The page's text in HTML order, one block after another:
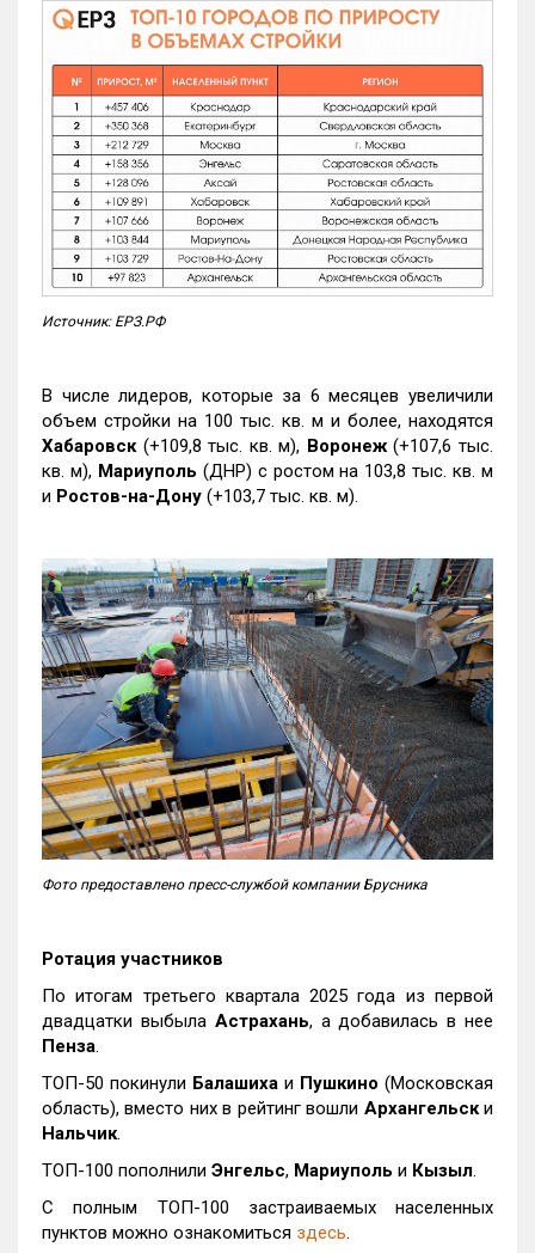
Источник: ЕРЗ.РФ
В числе лидеров, которые за 6 месяцев увеличили
объем стройки на 100 тыс. кв. м и более, находятся
Хабаровск (+109,8 тыс. кв. м), Воронеж(+107,6 тыс.
кв. м), Мариуполь (ДНР) с ростом на 103,8 тыс. кв. м
и Ростов-на-Дону (+103,7 тыс. кв. м).
Фото предоставлено пресс-службой компании Брусника
Ротация участников
По итогам третьего квартала 2025 года из первой
двадцатки выбыла Астрахань, а добавилась в нее
Пенза.
ТОП-50 покинули Балашиха и Пушкино (Московская
область), вместо них в рейтинг вошли Архангельски
Нальчик.
ТОП-100 пополнили Энгельс, Мариуполь и Кызыл.
С полным ТОП-100 застраиваемых населенных
пунктов можно ознакомиться здесь.